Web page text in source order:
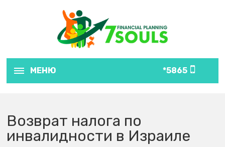
МЕНЮ 5865*
Возврат налога по
инвалидности в Израиле